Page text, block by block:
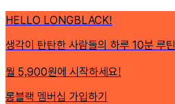
HELLO LONGBLACK!
생각이 탄탄한 사람들의 하루 10분 루틴
월 5,900원에 시작하세요!
롱블랙 멤버십 가입하기